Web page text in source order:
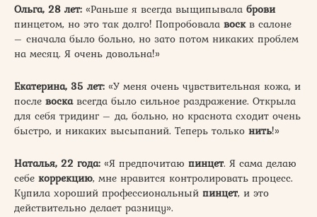
Ольга, 28 лет: «Раньше я всегда выщипывала брови
пинцетом, но это так долго! Попробовала воскв салоне
– сначала было больно, но зато потом никаких проблем
на месяц. Я очень довольна!»
Екатерина, 35 лет: «У меня очень чувствительная кожа, и
после воскавсегда было сильное раздражение. Открыла
для себя тридинг – да, больно, но краснота сходит очень
быстро, и никаких высыпаний. Теперь только нить!»
Наталья, 22 года: «Я предпочитаю пинцет. Я сама делаю
себе коррекцию, мне нравится контролировать процесс.
Купила хороший профессиональный пинцет, и это
действительно делает разницу».